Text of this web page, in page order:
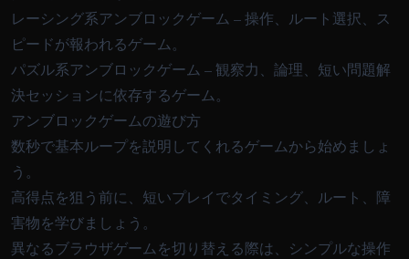
レーシング系アンブロックゲーム – 操作、ルート選択、ス
ピードが報われるゲーム。
パズル系アンブロックゲーム – 観察力、論理、短い問題解
決セッションに依存するゲーム。
アンブロックゲームの遊び方
数秒で基本ループを説明してくれるゲームから始めましょ
う。
高得点を狙う前に、短いプレイでタイミング、ルート、障
害物を学びましょう。
異なるブラウザゲームを切り替える際は、シンプルな操作